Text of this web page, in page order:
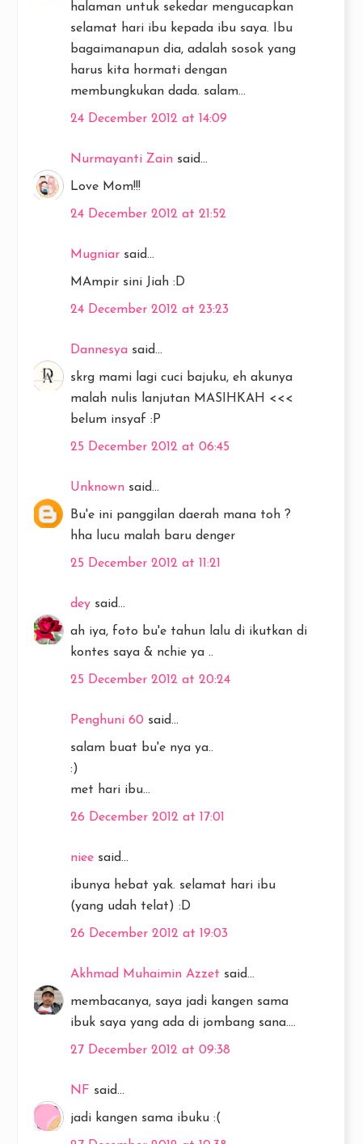
halaman untuk sekedar mengucapkan
selamat hari ibu kepada ibu saya. Ibu
bagaimanapun dia, adalah sosok yang
harus kita hormati dengan
membungkukan dada. salam...
24 December 2012 at 14:09
Nurmayanti Zain said...
Love Mom!!!
24 December 2012 at 21:52
Mugniar said...
MAmpir sini Jiah :D
24 December 2012 at 23:23
Dannesya said...
skrg mami lagi cuci bajuku, eh akunya
malah nulis lanjutan MASIHKAH <<<
belum insyaf :P
25 December 2012 at 06:45
Unknown said...
Bu'e ini panggilan daerah mana toh ?
hha lucu malah baru denger
25 December 2012 at 11:21
dey said...
ah iya, foto bu'e tahun lalu di ikutkan di
kontes saya & nchie ya ..
25 December 2012 at 20:24
Penghuni 60 said...
salam buat bu'e nya ya..
:)
met hari ibu...
26 December 2012 at 17:01
niee said...
ibunya hebat yak. selamat hari ibu
(yang udah telat) :D
26 December 2012 at 19:03
Akhmad Muhaimin Azzet said...
membacanya, saya jadi kangen sama
ibuk saya yang ada di jombang sana....
27 December 2012 at 09:38
NF said...
jadi kangen sama ibuku :(